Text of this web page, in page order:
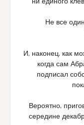
Не все
И, наконец, как
когда сам
подписал
Вероятно,
середине